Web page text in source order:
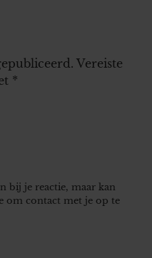
Vereiste
*
bij je reactie, maar kan
om contact met je op te